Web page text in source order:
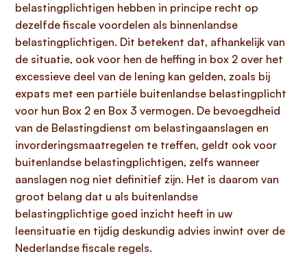
belastingplichtigen hebben in principe recht op
dezelfde fiscale voordelen als binnenlandse
belastingplichtigen. Dit betekent dat, afhankelijk van
de situatie, ook voor hen de heffing in box 2 over het
excessieve deel van de lening kan gelden, zoals bij
expats met een partiële buitenlandse belastingplicht
voor hun Box 2 en Box 3 vermogen. De bevoegdheid
van de Belastingdienst om belastingaanslagen en
invorderingsmaatregelen te treffen, geldt ook voor
buitenlandse belastingplichtigen, zelfs wanneer
aanslagen nog niet definitief zijn. Het is daarom van
groot belang dat u als buitenlandse
belastingplichtige goed inzicht heeft in uw
leensituatie en tijdig deskundig advies inwint over de
Nederlandse fiscale regels.